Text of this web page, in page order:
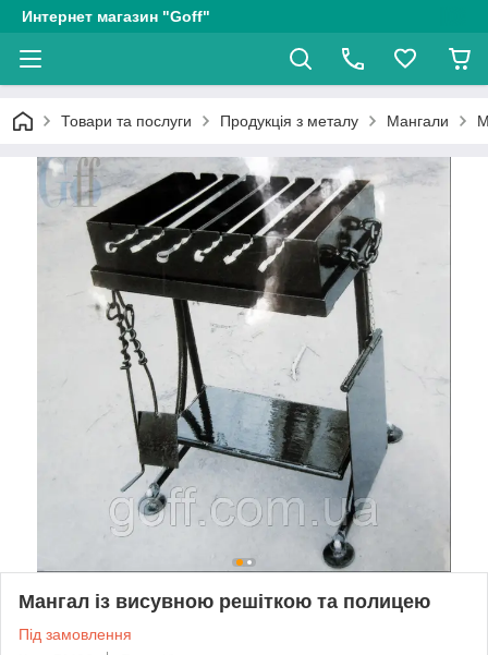
Интернет магазин "Goff"
Товари та послуги Продукція з металу Мангали
Мангал із висувною решіткою та полицею
Під замовлення